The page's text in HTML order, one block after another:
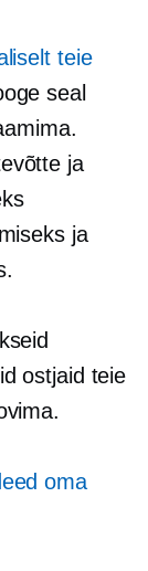
teie
seal
ja
ja
ostjaid teie
oma